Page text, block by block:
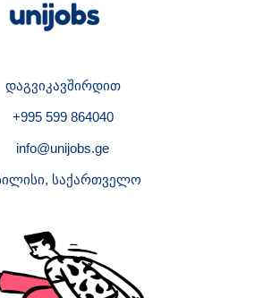
დაგვიკავშირდით
+995 599 864040
info@unijobs.ge
საქართველო